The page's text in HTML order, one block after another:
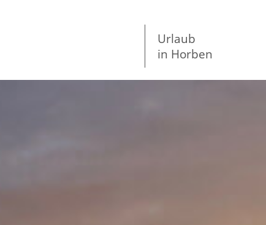
Urlaub
in Horben